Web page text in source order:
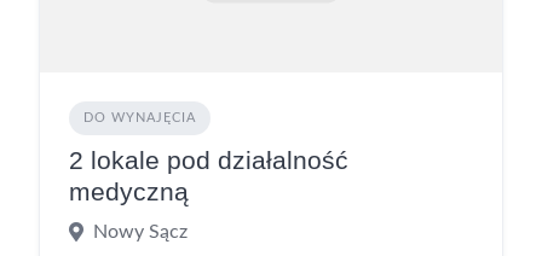
DO WYNAJĘCIA
2 lokale pod działalność
medyczną
Nowy Sącz